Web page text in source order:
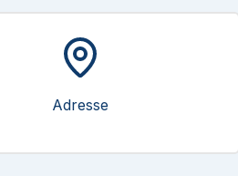
Adresse